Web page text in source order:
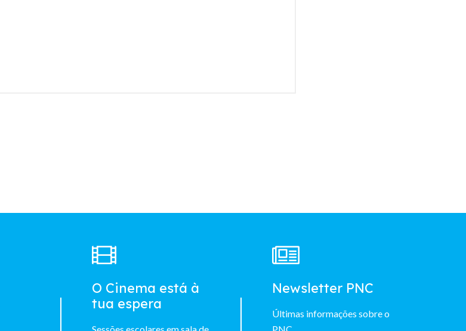
O Cinema está à
tua espera
Sessões escolares em sala de
Newsletter PNC
Últimas informações sobre o
PNC